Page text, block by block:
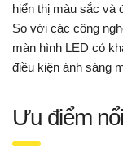
hiển thị màu sắc và
So với các công
màn hình LED có
điều kiện ánh sáng
Ưu điểm